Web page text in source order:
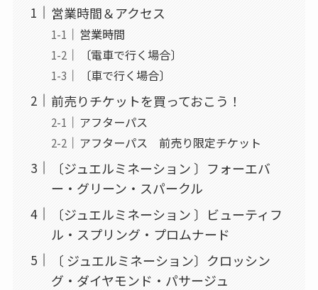
営業時間＆アクセス
営業時間
〔電車で行く場合〕
〔車で行く場合〕
前売りチケットを買っておこう！
アフターパス
アフターパス 前売り限定チケット
〔ジュエルミネーション 〕フォーエバ
ー・グリーン・スパークル
〔ジュエルミネーション 〕ビューティフ
ル・スプリング・プロムナード
〔 ジュエルミネーション〕クロッシン
グ・ダイヤモンド・パサージュ